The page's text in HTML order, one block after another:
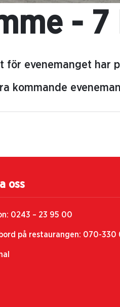
- 7
för evenemanget har
kommande
oss
0243 – 23 95 00
på restaurangen: 070-330